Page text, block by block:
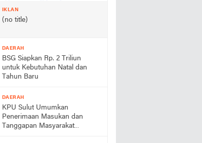
IKLAN
(no title)
DAERAH
BSG Siapkan Rp. 2 Triliun
untuk Kebutuhan Natal dan
Tahun Baru
DAERAH
KPU Sulut Umumkan
Penerimaan Masukan dan
Tanggapan Masyarakat